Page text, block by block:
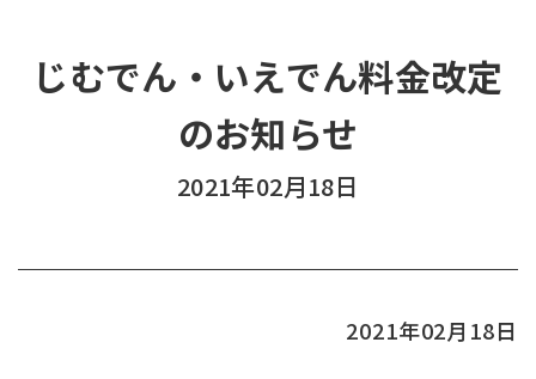
じむでん・いえでん料金改定
のお知らせ
2021年02月18日
2021年02月18日